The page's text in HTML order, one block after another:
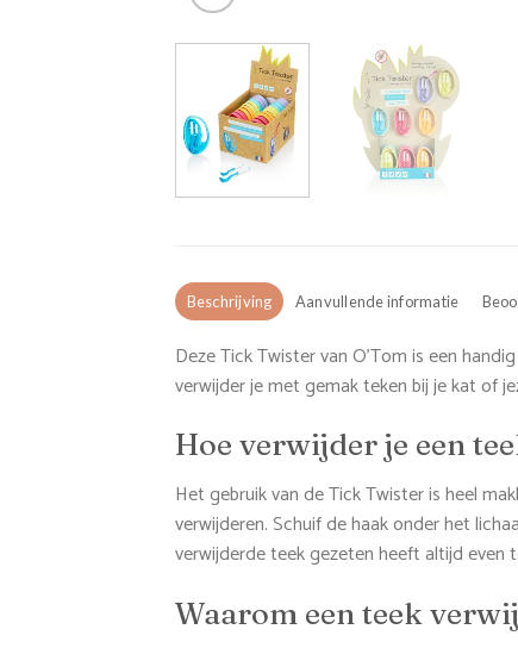
Beschrijving Aanvullende informatie
Deze Tick Twister van O’Tom is een
verwijder je met gemak teken bij je kat of
Hoe verwijder je een
Het gebruik van de Tick Twister is heel
verwijderen. Schuif de haak onder het
verwijderde teek gezeten heeft altijd even
Waarom een teek